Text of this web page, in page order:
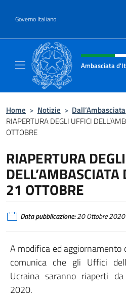
Governo Italiano
Intestazione sito,
Ambasciata
Home > Notizie > Dall’Ambasciata
RIAPERTURA DEGLI UFFICI
OTTOBRE
RIAPERTURA
21 OTTOBRE
Data pubblicazione:20 Ottobre 2020
A modifica ed aggiornamento
comunica che gli Uffici
Ucraina saranno riaperti
2020.